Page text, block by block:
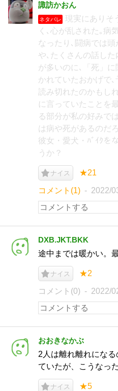
諏訪かおん
ネタバレ
現実にありそ
く､心が乱された｡病
なったり､闘病では
や､たくさんの話し
が多いのに､「死」
かれていたおかげで
読み切れたのかもし
に言っていたことを
る部分が私の好みで
は病や死があるのだ
彼女・愛犬・ﾊﾞｲｸを
うか？
ナイス ★21
コメント(1) 2022/
DXB.JKT.BKK
途中までは暖かい。
ナイス ★2
コメント(0) 2022/
おおきなかぶ
2人は離れ離れにな
ていたが、こうなっ
ナイス ★5